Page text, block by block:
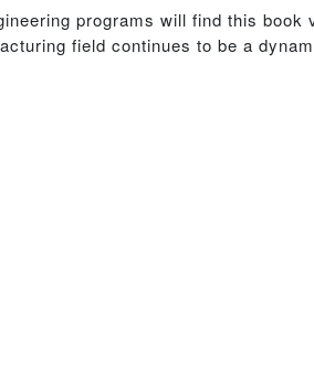
programs will find this
field continues to be a